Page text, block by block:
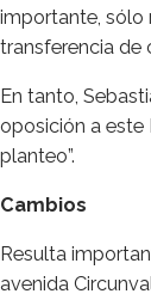
importante, sólo
transferencia de
En tanto,
oposición a este
planteo”.
Cambios
Resulta
avenida